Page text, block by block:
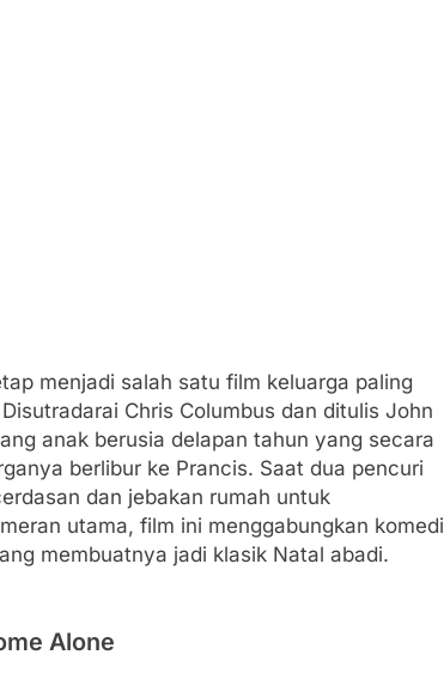
menjadi salah satu film keluarga paling
Chris Columbus dan ditulis John
anak berusia delapan tahun yang secara
berlibur ke Prancis. Saat dua pencuri
dan jebakan rumah untuk
utama, film ini menggabungkan komedi
membuatnya jadi klasik Natal abadi.
Alone